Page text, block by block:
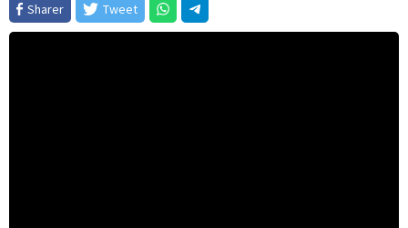
Sharer
Tweet